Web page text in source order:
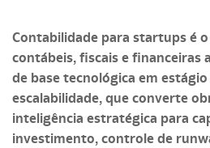
Contabilidade para startups é
contábeis, fiscais e financeiras
de base tecnológica em
escalabilidade, que converte
inteligência estratégica para
investimento, controle de